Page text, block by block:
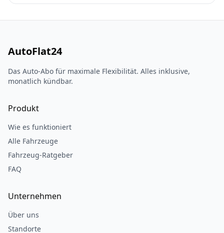
AutoFlat24
Das Auto-Abo für maximale Flexibilität. Alles inklusive,
monatlich kündbar.
Produkt
Wie es funktioniert
Alle Fahrzeuge
Fahrzeug-Ratgeber
FAQ
Unternehmen
Über uns
Standorte